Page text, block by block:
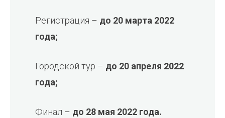
Регистрация – до 20 марта 2022
года;
Городской тур – до 20 апреля 2022
года;
Финал – до 28 мая 2022 года.